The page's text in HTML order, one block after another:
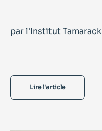
par l'Institut Tamarack
Lire l'article